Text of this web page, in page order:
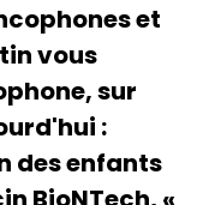
et
vous
sur
:
des enfants